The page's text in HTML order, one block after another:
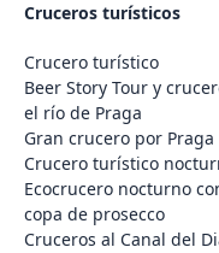
Cruceros turísticos
Crucero turístico
Beer Story Tour y
el río de Praga
Gran crucero por Praga
Crucero turístico
Ecocrucero nocturno
copa de prosecco
Cruceros al Canal del